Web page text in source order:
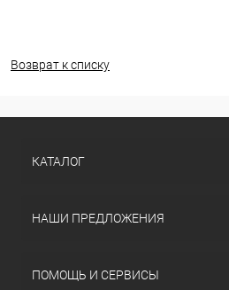
Возврат к списку
КАТАЛОГ
НАШИ ПРЕДЛОЖЕНИЯ
ПОМОЩЬ И СЕРВИСЫ